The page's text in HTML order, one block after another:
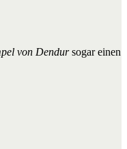
von Dendursogar einen